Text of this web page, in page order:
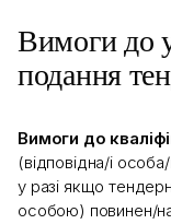
Вимоги до
подання
Вимоги до
(відповідна/і
у разі якщо
особою) повинен/